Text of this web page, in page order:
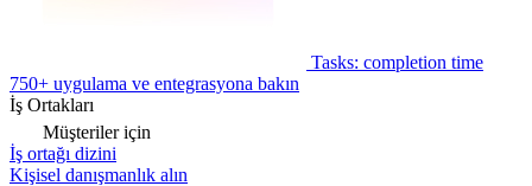
Tasks: completion time
750+ uygulama ve entegrasyona bakın
İş Ortakları
Müşteriler için
İş ortağı dizini
Kişisel danışmanlık alın